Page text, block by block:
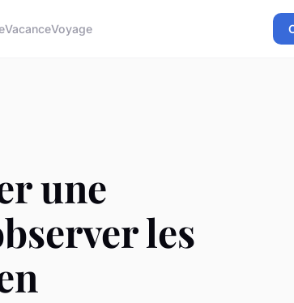
VacanceVoyage
une
les